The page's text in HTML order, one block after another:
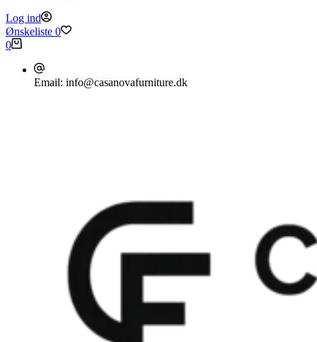
Log ind
Ønskeliste 0
Indkøbskurv
0
Email: info@casanovafurniture.dk